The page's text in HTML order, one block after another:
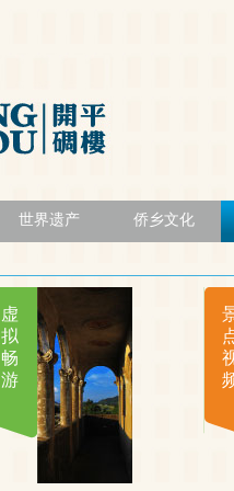
世界遗产 侨乡文化
虚
拟
畅
游